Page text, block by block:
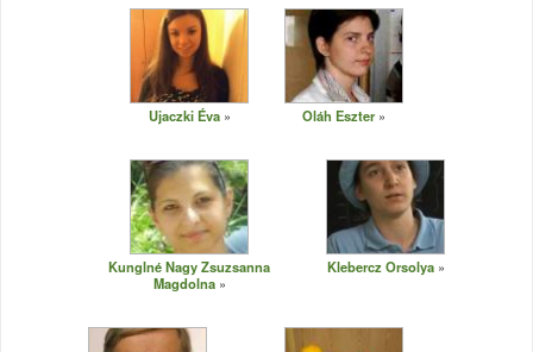
Ujaczki Éva Oláh Eszter
Kunglné Nagy Zsuzsanna
Magdolna
Klebercz Orsolya